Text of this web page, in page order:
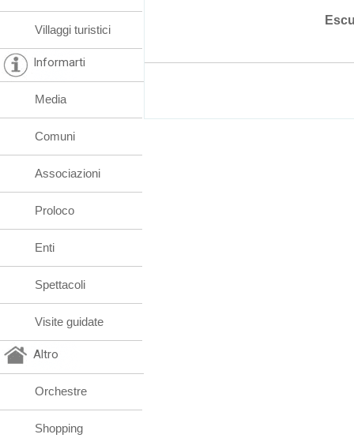
Villaggi turistici
Informarti
Media
Comuni
Associazioni
Proloco
Enti
Spettacoli
Visite guidate
Altro
Orchestre
Shopping